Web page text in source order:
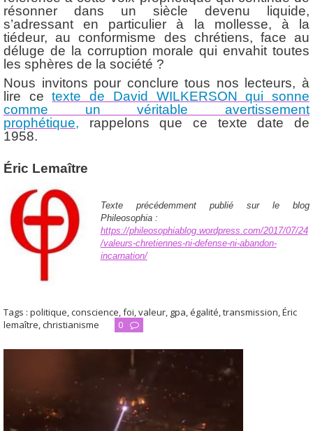
résonner dans un siècle devenu liquide,
s’adressant en particulier à la mollesse, à la
tiédeur, au conformisme des chrétiens, face au
déluge de la corruption morale qui envahit toutes
les sphères de la société ?
Nous invitons pour conclure tous nos lecteurs, à
lire cetexte de David WILKERSON qui sonne
comme un véritable avertissement
prophétique, rappelons que ce texte date de
1958.
Éric Lemaître
Texte précédemment publié sur le blog
Phileosophia :
https://phileosophiablog.wordpress.com/2017/07/24
/valeurs-chretiennes-ni-defense-ni-abandon-
incarnation/
Tags : politique conscience foi valeur gpa égalité transmission Éric
lemaître christianisme 0